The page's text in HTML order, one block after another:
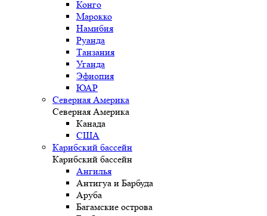
Конго
Марокко
Намибия
Руанда
Танзания
Уганда
Эфиопия
ЮАР
Северная Америка
Северная Америка
Канада
США
Карибский бассейн
Карибский бассейн
Ангилья
Антигуа и Барбуда
Аруба
Багамские острова